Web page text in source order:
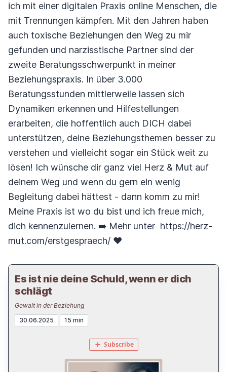
ich mit einer digitalen Praxis online Menschen, die
mit Trennungen kämpfen. Mit den Jahren haben
auch toxische Beziehungen den Weg zu mir
gefunden und narzisstische Partner sind der
zweite Beratungsschwerpunkt in meiner
Beziehungspraxis. In über 3.000
Beratungsstunden mittlerweile lassen sich
Dynamiken erkennen und Hilfestellungen
erarbeiten, die hoffentlich auch DICH dabei
unterstützen, deine Beziehungsthemen besser zu
verstehen und vielleicht sogar ein Stück weit zu
lösen! Ich wünsche dir ganz viel Herz & Mut auf
deinem Weg und wenn du gern ein wenig
Begleitung dabei hättest - dann komm zu mir!
Meine Praxis ist wo du bist und ich freue mich,
dich kennenzulernen. ➡️ Mehr unter https://herz-
mut.com/erstgespraech/ ♥️
Es ist nie deine Schuld, wenn er dich
schlägt
Gewalt in der Beziehung
30.06.2025
15 min